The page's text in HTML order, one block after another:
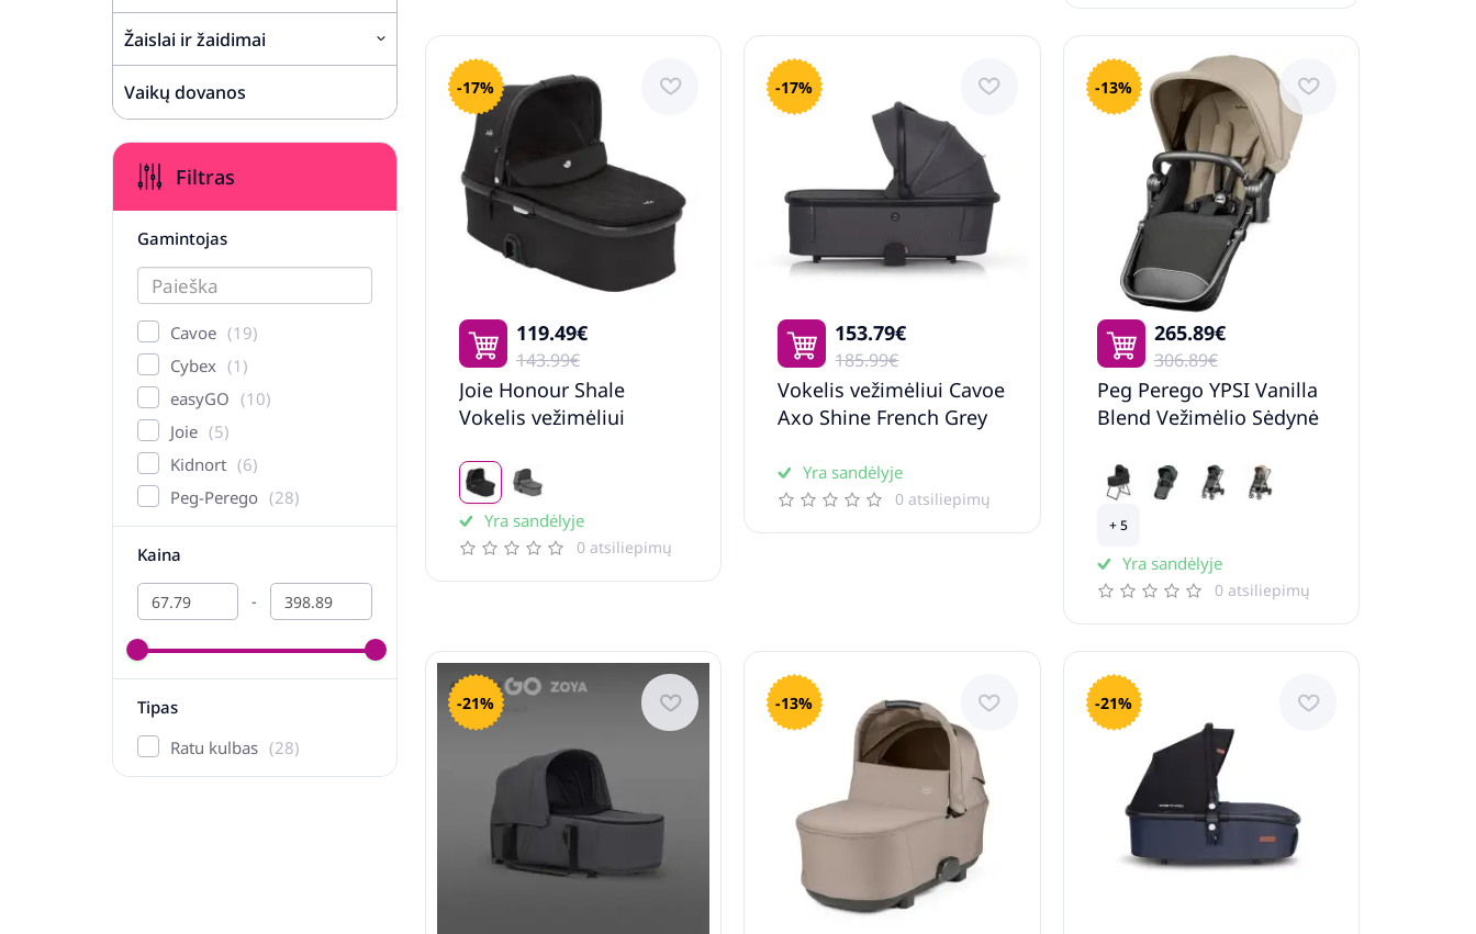
Žaislai ir žaidimai
Vaikų dovanos
Filtras
Gamintojas
Cavoe
19
Cybex
1
easyGO
10
Joie
5
Kidnort
6
Peg-Perego
28
Kaina
-
Tipas
Ratu kulbas
28
-17%
119.49€
143.99€
Joie Honour Shale
Vokelis vežimėliui
Yra sandėlyje
0 atsiliepimų
-17%
153.79€
185.99€
Vokelis vežimėliui Cavoe
Axo Shine French Grey
Yra sandėlyje
0 atsiliepimų
-13%
265.89€
306.89€
Peg Perego YPSI Vanilla
Blend Vežimėlio Sėdynė
+ 5
Yra sandėlyje
0 atsiliepimų
-21% -13% -21%